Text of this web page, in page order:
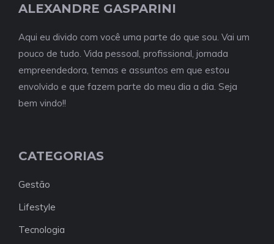
ALEXANDRE GASPARINI
Aqui eu divido com você uma parte do que sou. Vai um
pouco de tudo. Vida pessoal, profissional, jornada
empreendedora, temas e assuntos em que estou
envolvido e que fazem parte do meu dia a dia. Seja
bem vindo!!
CATEGORIAS
Gestão
Lifestyle
Tecnologia